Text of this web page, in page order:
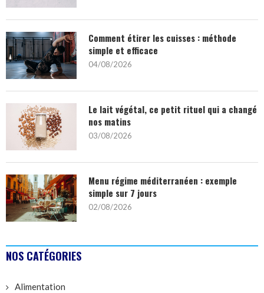
Comment étirer les cuisses : méthode
simple et efficace
04/08/2026
Le lait végétal, ce petit rituel qui a changé
nos matins
03/08/2026
Menu régime méditerranéen : exemple
simple sur 7 jours
02/08/2026
NOS CATÉGORIES
Alimentation